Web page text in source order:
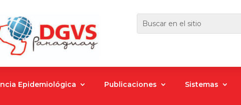
Epidemiológica Publicaciones Sistemas